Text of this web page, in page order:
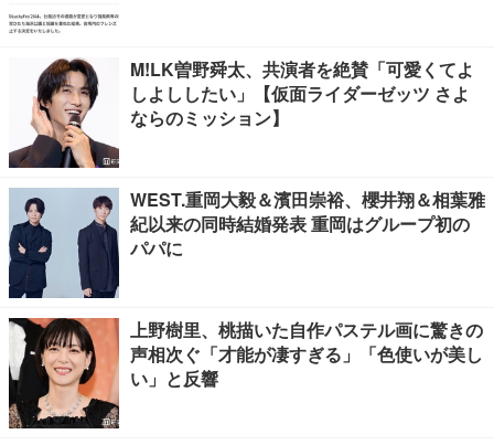
M!LK曽野舜太、共演者を絶賛「可愛くてよ
しよししたい」【仮面ライダーゼッツ さよ
ならのミッション】
WEST.重岡大毅＆濱田崇裕、櫻井翔＆相葉雅
紀以来の同時結婚発表 重岡はグループ初の
パパに
上野樹里、桃描いた自作パステル画に驚きの
声相次ぐ「才能が凄すぎる」「色使いが美し
い」と反響